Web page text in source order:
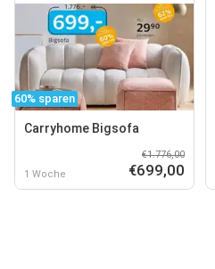
60% sparen
Carryhome Bigsofa
1 Woche
€1.776,00
€699,00